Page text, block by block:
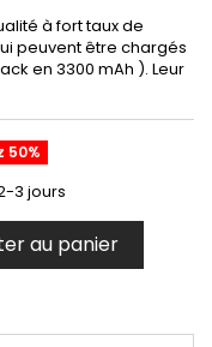
à fort taux de
peuvent être chargés
en 3300 mAh ). Leur
50%
3 jours
au panier